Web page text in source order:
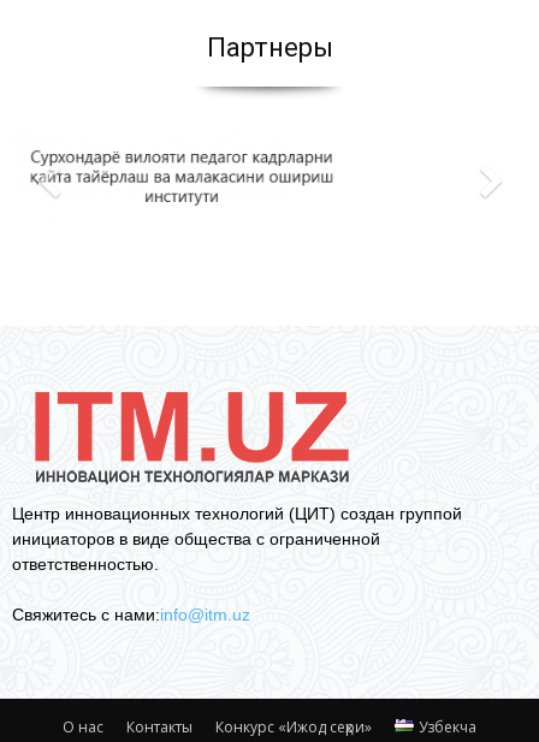
Партнеры
Центр инновационных технологий (ЦИТ) создан группой
инициаторов в виде общества с ограниченной
ответственностью.
Свяжитесь с нами:info@itm.uz
О нас Контакты Конкурс «Ижод сеҳри» Узбекча